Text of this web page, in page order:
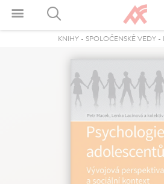
KNIHY- SPOLOČENSKÉ VEDY-